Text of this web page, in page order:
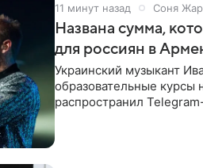
11 минут назад Соня
Названа сумма,
для россиян в
Украинский музыкант
образовательные
распространил